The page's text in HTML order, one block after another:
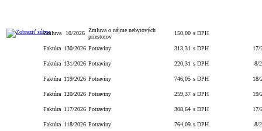
Zmluva
10/2026 Zmluva o nájme nebytových
priestorov
150,00 s DPH
Faktúra 130/2026 Potraviny 313,31 s DPH 17/
Faktúra 131/2026 Potraviny 220,31 s DPH 8/
Faktúra 119/2026 Potraviny 746,05 s DPH 18/
Faktúra 120/2026 Potraviny 259,37 s DPH 19/
Faktúra 117/2026 Potraviny 308,64 s DPH 17/
Faktúra 118/2026 Potraviny 764,09 s DPH 8/